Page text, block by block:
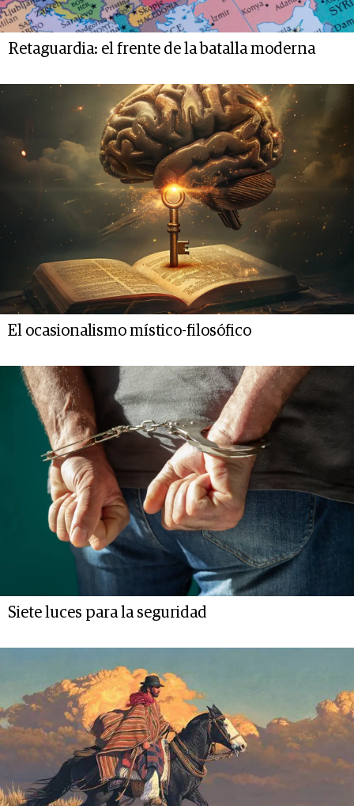
Retaguardia: el frente de la batalla moderna
El ocasionalismo místico-filosófico
Siete luces para la seguridad